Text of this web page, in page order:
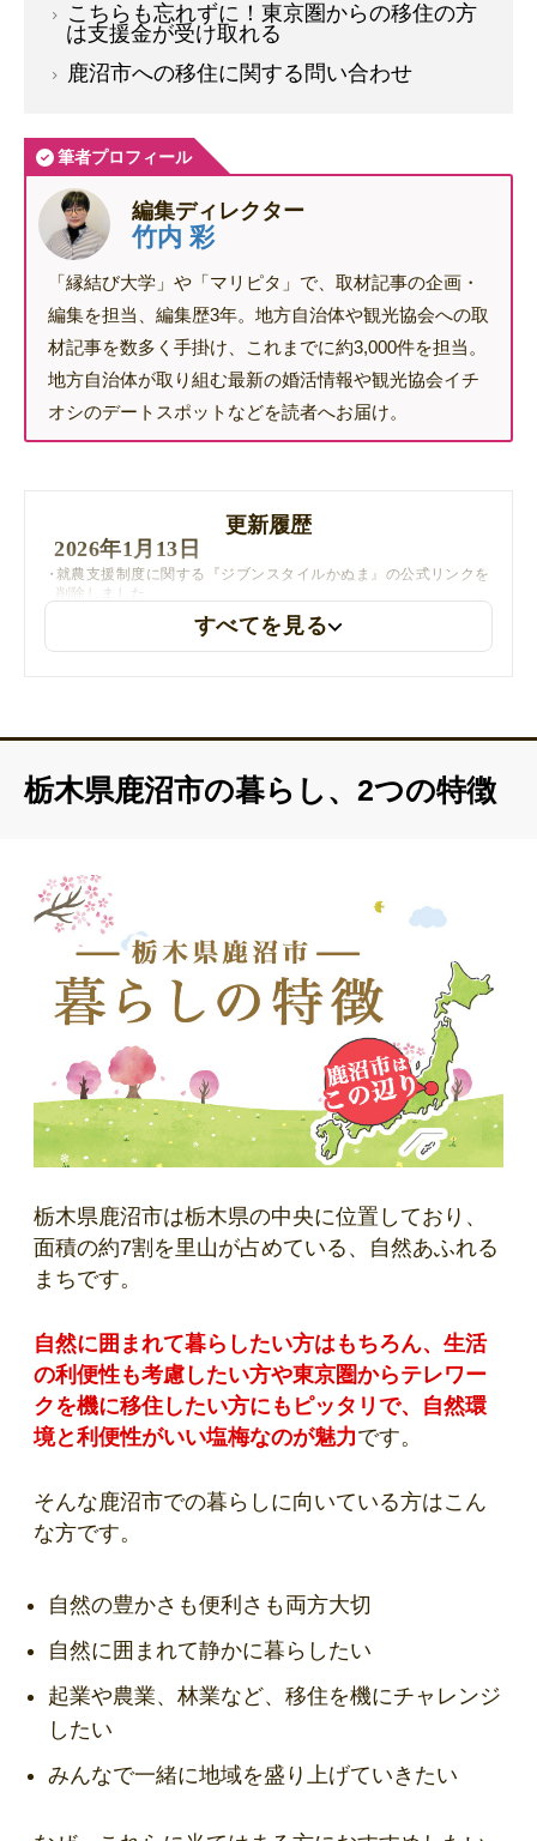
こちらも忘れずに！東京圏からの移住の方
は支援金が受け取れる
鹿沼市への移住に関する問い合わせ
筆者プロフィール
編集ディレクター
竹内 彩
「縁結び大学」や「マリピタ」で、取材記事の企画・
編集を担当、編集歴3年。地方自治体や観光協会への取
材記事を数多く手掛け、これまでに約3,000件を担当。
地方自治体が取り組む最新の婚活情報や観光協会イチ
オシのデートスポットなどを読者へお届け。
更新履歴
2026年1月13日
就農支援制度に関する『ジブンスタイルかぬま』の公式リンクを
削除しました
2025年10月28日
2025年7月9日
担当課を『総合政策部まちづくり戦略課』から『総合政策部地域
課題対策課』へ修正しました
人口データを更新しました（約91,000人→約90,000人）
「就業支援」制度の詳細情報を追加しました（「合同企業説明会
＆面接会inかぬま」「鹿沼市奨学金返還支援補助金」「新卒者就
職祝金」の情報を新規掲載）
「子育て支援」制度の詳細情報を追加しました（「いちごっこ出
産・子育て応援給付金」「第2子以降保育料無償」「千手山公園
デビュー事業」「木育の取り組み」の情報を新規掲載）
娯楽施設情報を更新しました（スノーピーク鹿沼を追加）
『移住支援補助金』の子ども加算額を変更しました（18歳未満
「おためし宿泊制度」の詳細情報を追加しました（市内ホステル
「Center」での宿泊費補助制度を新規掲載）
移住者交流サロンの情報を追加しました
すべてを見る
栃木県鹿沼市の暮らし、2つの特徴
栃木県鹿沼市は栃木県の中央に位置しており、
面積の約7割を里山が占めている、自然あふれる
まちです。
自然に囲まれて暮らしたい方はもちろん、生活
の利便性も考慮したい方や東京圏からテレワー
クを機に移住したい方にもピッタリで、自然環
境と利便性がいい塩梅なのが魅力です。
そんな鹿沼市での暮らしに向いている方はこん
な方です。
自然の豊かさも便利さも両方大切
自然に囲まれて静かに暮らしたい
起業や農業、林業など、移住を機にチャレンジ
したい
みんなで一緒に地域を盛り上げていきたい